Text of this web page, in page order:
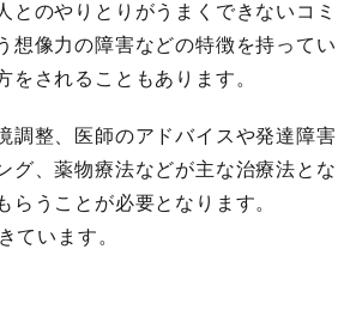
のやりとりがうまくできないコミ
想像力の障害などの特徴を持ってい
されることもあります。
調整、医師のアドバイスや発達障害
グ、薬物療法などが主な治療法とな
らうことが必要となります。
ています。